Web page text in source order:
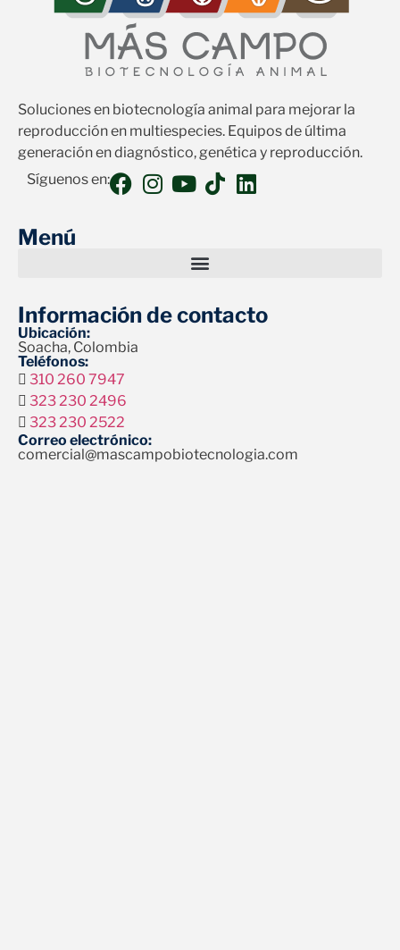
Soluciones en biotecnología animal para mejorar la
reproducción en multiespecies. Equipos de última
generación en diagnóstico, genética y reproducción.
Síguenos en:
Menú
Información de contacto
Ubicación:
Soacha, Colombia
Teléfonos:
310 260 7947
323 230 2496
323 230 2522
Correo electrónico:
comercial@mascampobiotecnologia.com